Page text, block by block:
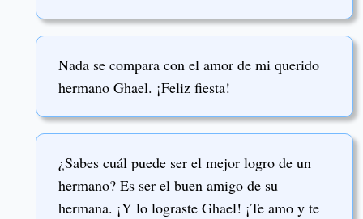
Nada se compara con el amor de mi querido
hermano Ghael. ¡Feliz fiesta!
¿Sabes cuál puede ser el mejor logro de un
hermano? Es ser el buen amigo de su
hermana. ¡Y lo lograste Ghael! ¡Te amo y te